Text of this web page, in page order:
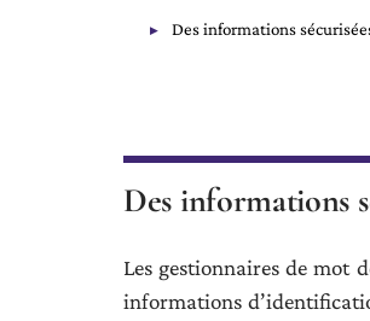
Des informations
Des informations
Les gestionnaires de mot
informations